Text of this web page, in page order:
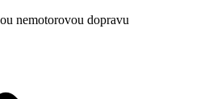
nemotorovou dopravu